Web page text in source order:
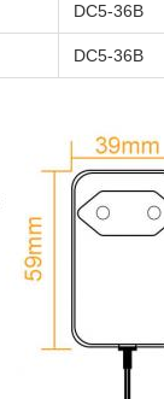
DC5-36В
DC5-36В